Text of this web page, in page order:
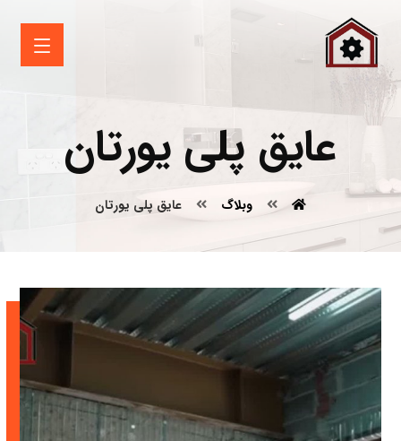
عایق پلی یورتان
وبلاگ عایق پلی یورتان